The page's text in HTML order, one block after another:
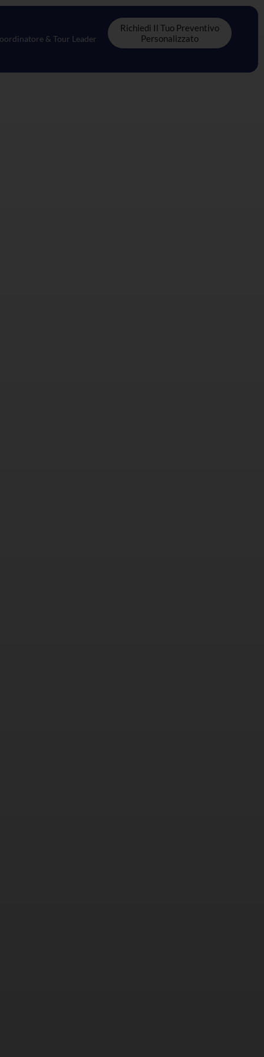
& Tour Leader
Richiedi Il Tuo Preventivo
Personalizzato